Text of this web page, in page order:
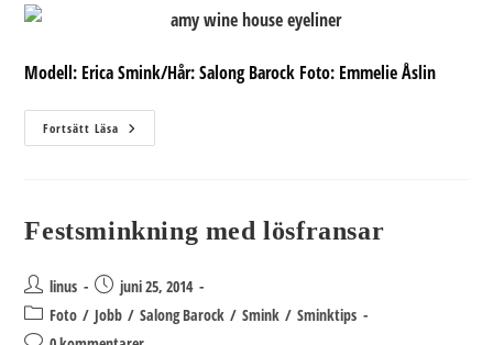
Modell: Erica Smink/Hår: Salong Barock Foto: Emmelie Åslin
Fortsätt Läsa Amy
Winehouse
Festsminkning med lösfransar
Inläggsförfattare:
linus
Inlägget
publicerat:
juni 25, 2014
Inläggskategori:
Foto / Jobb / Salong Barock / Smink / Sminktips